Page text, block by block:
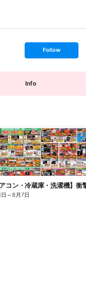
s
t
o
Follow
Info
～8月7日